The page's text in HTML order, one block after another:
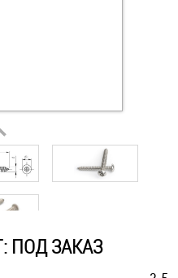
яхт
ПОД ЗАКАЗ